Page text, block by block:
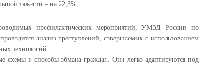
тяжести – на 22,3%.
профилактических мероприятий, УМВД России по
анализ преступлений, совершаемых с использованием
технологий.
схемы и способы обмана граждан. Они легко адаптируются под